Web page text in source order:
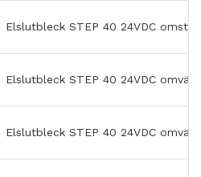
Elslutbleck STEP 40 24VDC
Elslutbleck STEP 40 24VDC
Elslutbleck STEP 40 24VDC